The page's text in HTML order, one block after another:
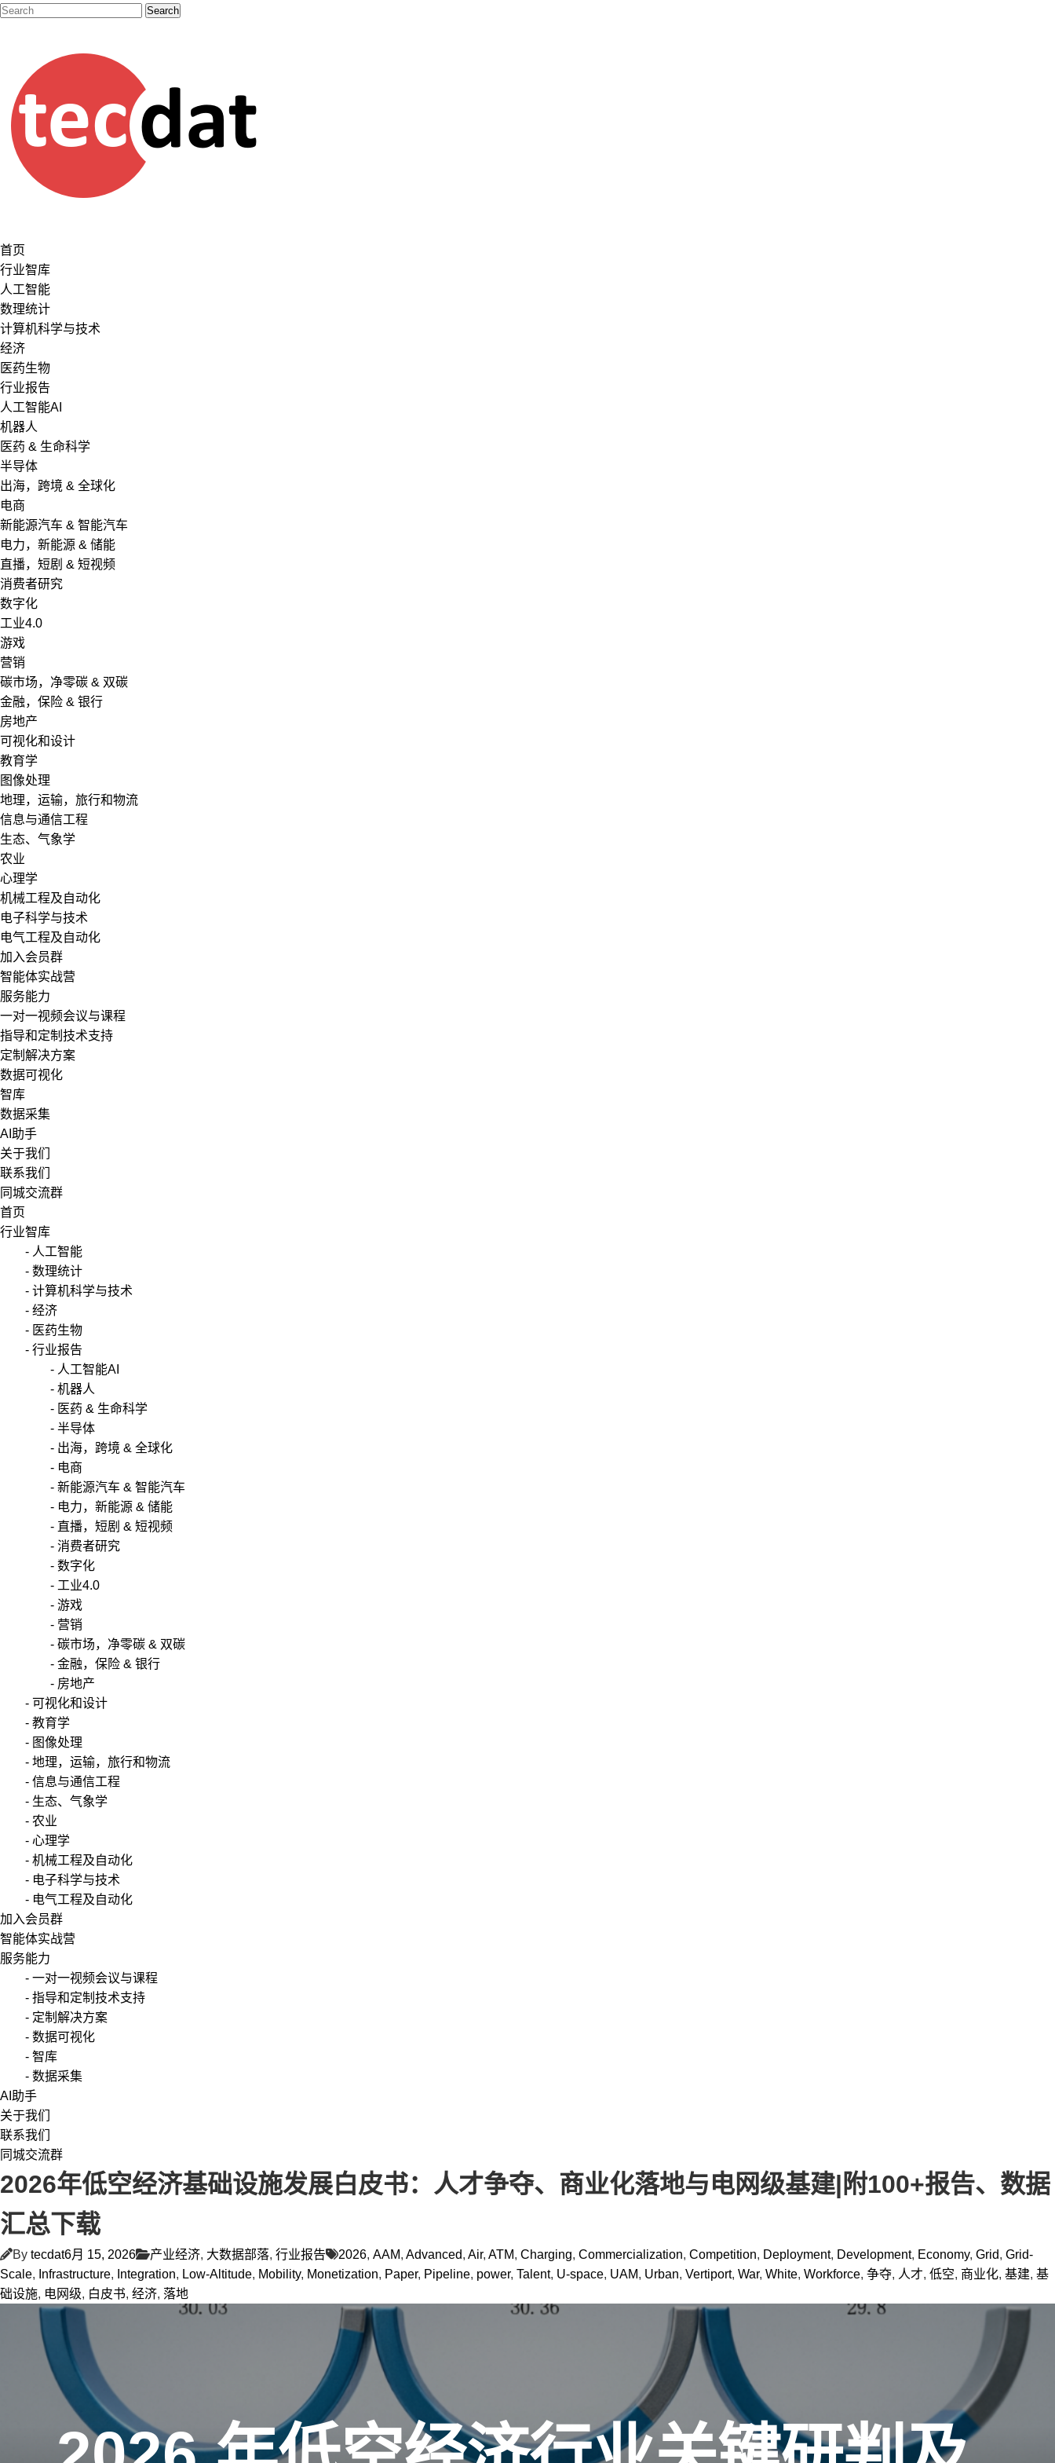
首页
行业智库
人工智能
数理统计
计算机科学与技术
经济
医药生物
行业报告
人工智能AI
机器人
医药 & 生命科学
半导体
出海，跨境 & 全球化
电商
新能源汽车 & 智能汽车
电力，新能源 & 储能
直播，短剧 & 短视频
消费者研究
数字化
工业4.0
游戏
营销
碳市场，净零碳 & 双碳
金融，保险 & 银行
房地产
可视化和设计
教育学
图像处理
地理，运输，旅行和物流
信息与通信工程
生态、气象学
农业
心理学
机械工程及自动化
电子科学与技术
电气工程及自动化
加入会员群
智能体实战营
服务能力
一对一视频会议与课程
指导和定制技术支持
定制解决方案
数据可视化
智库
数据采集
AI助手
关于我们
联系我们
同城交流群
首页
行业智库
- 人工智能
- 数理统计
- 计算机科学与技术
- 经济
- 医药生物
- 行业报告
- 人工智能AI
- 机器人
- 医药 & 生命科学
- 半导体
- 出海，跨境 & 全球化
- 电商
- 新能源汽车 & 智能汽车
- 电力，新能源 & 储能
- 直播，短剧 & 短视频
- 消费者研究
- 数字化
- 工业4.0
- 游戏
- 营销
- 碳市场，净零碳 & 双碳
- 金融，保险 & 银行
- 房地产
- 可视化和设计
- 教育学
- 图像处理
- 地理，运输，旅行和物流
- 信息与通信工程
- 生态、气象学
- 农业
- 心理学
- 机械工程及自动化
- 电子科学与技术
- 电气工程及自动化
加入会员群
智能体实战营
服务能力
- 一对一视频会议与课程
- 指导和定制技术支持
- 定制解决方案
- 数据可视化
- 智库
- 数据采集
AI助手
关于我们
联系我们
同城交流群
2026年低空经济基础设施发展白皮书：人才争夺、商业化落地与电网级基建|附100+报告、数据
汇总下载
By tecdat6月 15, 2026 产业经济, 大数据部落, 行业报告 2026, AAM, Advanced, Air, ATM, Charging, Commercialization, Competition, Deployment, Development, Economy, Grid, Grid-
Scale, Infrastructure, Integration, Low-Altitude, Mobility, Monetization, Paper, Pipeline, power, Talent, U-space, UAM, Urban, Vertiport, War, White, Workforce, 争夺, 人才, 低空, 商业化, 基建, 基
础设施, 电网级, 白皮书, 经济, 落地